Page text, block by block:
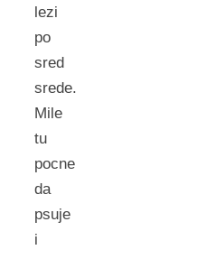
lezi
po
sred
srede.
Mile
tu
pocne
da
psuje
i